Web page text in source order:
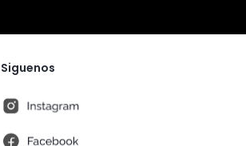
Siguenos
instagram
fb